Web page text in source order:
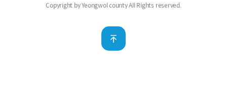
Copyright by Yeongwol county All Rights reserved.
맨위로